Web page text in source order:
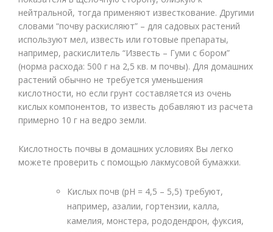
нейтральной, тогда применяют известкование. Другими
словами “почву раскисляют” – для садовых растений
используют мел, известь или готовые препараты,
например, раскислитель “Известь – Гуми с бором”
(норма расхода: 500 г на 2,5 кв. м почвы). Для домашних
растений обычно не требуется уменьшения
кислотности, но если грунт составляется из очень
кислых компонентов, то известь добавляют из расчета
примерно 10 г на ведро земли.
Кислотность почвы в домашних условиях Вы легко
можете проверить с помощью лакмусовой бумажки.
Кислых почв (рН = 4,5 – 5,5) требуют,
например, азалии, гортензии, калла,
камелия, монстера, рододендрон, фуксия,